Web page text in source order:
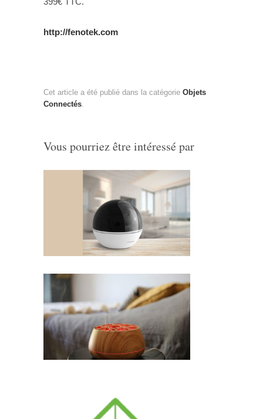
http://fenotek.com
Cet article a été publié dans la catégorie Objets
Connectés.
Vous pourriez être intéressé par